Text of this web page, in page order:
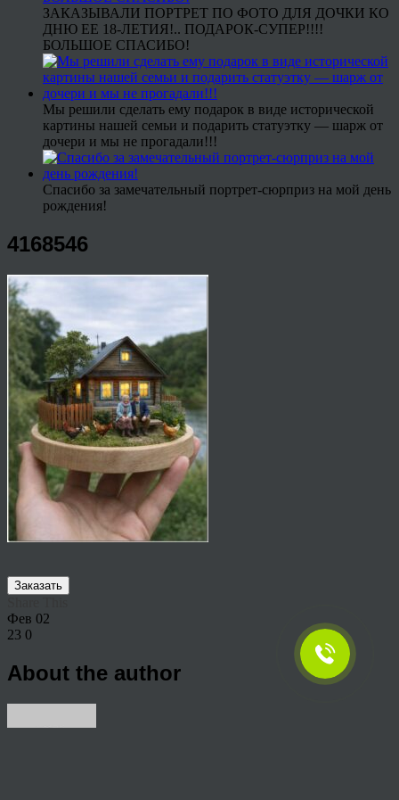
ЗАКАЗЫВАЛИ ПОРТРЕТ ПО ФОТО ДЛЯ ДОЧКИ КО
ДНЮ ЕЕ 18-ЛЕТИЯ!.. ПОДАРОК-СУПЕР!!!!
БОЛЬШОЕ СПАСИБО!
Мы решили сделать ему подарок в виде исторической
картины нашей семьи и подарить статуэтку — шарж от
дочери и мы не прогадали!!!
Спасибо за замечательный портрет-сюрприз на мой день
рождения!
4168546
Заказать
Фев 02
23 0
About the author